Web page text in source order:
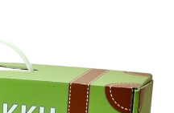
Tietopalvelun